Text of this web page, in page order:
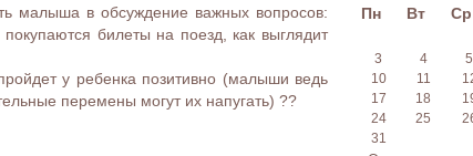
малыша в обсуждение важных вопросов:
билеты на поезд, как выглядит
у ребенка позитивно (малыши ведь
перемены могут их напугать) ?‍?
Пн
Вт Ср
3
4 5
10
11
17
18
24
25
31